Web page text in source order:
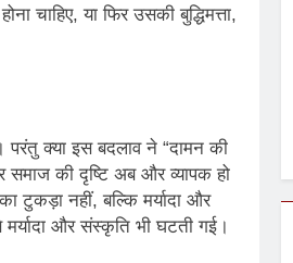
बार हुए न पार
समाज सेवा मे
भारत रत्न जननायक कर्पूरी ठाकुर
3 Years Ago
पर अपनी पुस्तक को प्रदर्शित/विमोचन हेतु
चाहिए, या फिर उसकी बुद्धिमत्ता,
क्या इस बदलाव ने “दामन की
समाज की दृष्टि अब और व्यापक हो
टुकड़ा नहीं, बल्कि मर्यादा और
और संस्कृति भी घटती गई।